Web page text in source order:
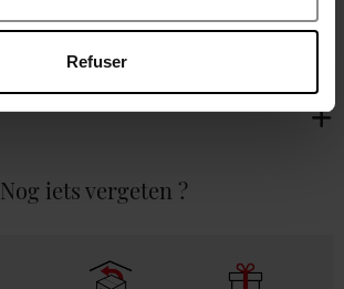
Refuser
Nog iets vergeten ?